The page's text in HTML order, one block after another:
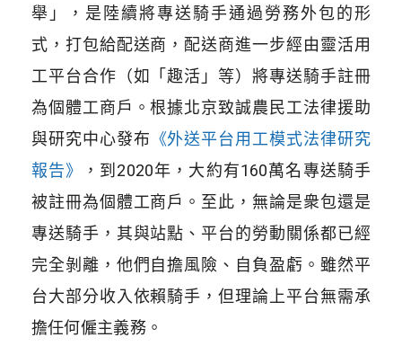
舉」，是陸續將專送騎手通過勞務外包的形
式，打包給配送商，配送商進一步經由靈活用
工平台合作（如「趣活」等）將專送騎手註冊
為個體工商戶。根據北京致誠農民工法律援助
與研究中心發布 《外送平台用工模式法律研究
報告》
，到2020年，大約有160萬名專送騎手
被註冊為個體工商戶。至此，無論是衆包還是
專送騎手，其與站點、平台的勞動關係都已經
完全剝離，他們自擔風險、自負盈虧。雖然平
台大部分收入依賴騎手，但理論上平台無需承
擔任何僱主義務。